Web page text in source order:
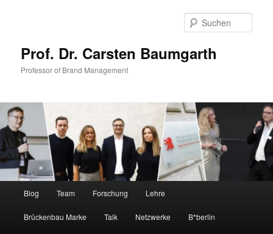
Prof. Dr. Carsten Baumgarth
Professor of Brand Management
Blog Team Forschung Lehre
Brückenbau Marke Talk Netzwerke B*berlin